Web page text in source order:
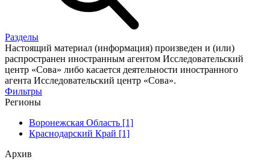
Разделы
Настоящий материал (информация) произведен и (или)
распространен иностранным агентом Исследовательский
центр «Сова» либо касается деятельности иностранного
агента Исследовательский центр «Сова».
Фильтры
Регионы
Воронежская Область [1]
Краснодарский Край [1]
Архив